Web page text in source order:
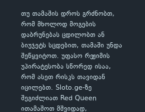
თუ თამაშის დროს გრძნობთ,
რომ მხოლოდ მოგების
დაბრუნებას ცდილობთ ან
ბიუჯეტს სცდებით, თამაში უნდა
შეწყვიტოთ. უფასო რეჟიმის
უპირატესობა სწორედ ისაა,
რომ ასეთ რისკს თავიდან
იცილებთ. Sloto.ge-ზე
შეგიძლიათ Red Queen
ითამაშოთ მშვიდად,